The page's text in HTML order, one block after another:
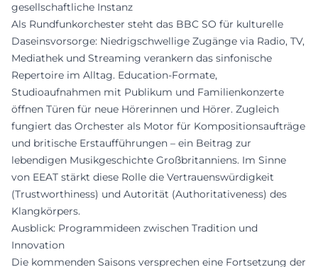
gesellschaftliche Instanz
Als Rundfunkorchester steht das BBC SO für kulturelle
Daseinsvorsorge: Niedrigschwellige Zugänge via Radio, TV,
Mediathek und Streaming verankern das sinfonische
Repertoire im Alltag. Education-Formate,
Studioaufnahmen mit Publikum und Familienkonzerte
öffnen Türen für neue Hörerinnen und Hörer. Zugleich
fungiert das Orchester als Motor für Kompositionsaufträge
und britische Erstaufführungen – ein Beitrag zur
lebendigen Musikgeschichte Großbritanniens. Im Sinne
von EEAT stärkt diese Rolle die Vertrauenswürdigkeit
(Trustworthiness) und Autorität (Authoritativeness) des
Klangkörpers.
Ausblick: Programmideen zwischen Tradition und
Innovation
Die kommenden Saisons versprechen eine Fortsetzung der